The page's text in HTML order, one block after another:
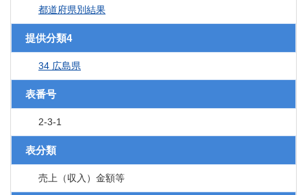
都道府県別結果
提供分類4
34 広島県
表番号
2-3-1
表分類
売上（収入）金額等